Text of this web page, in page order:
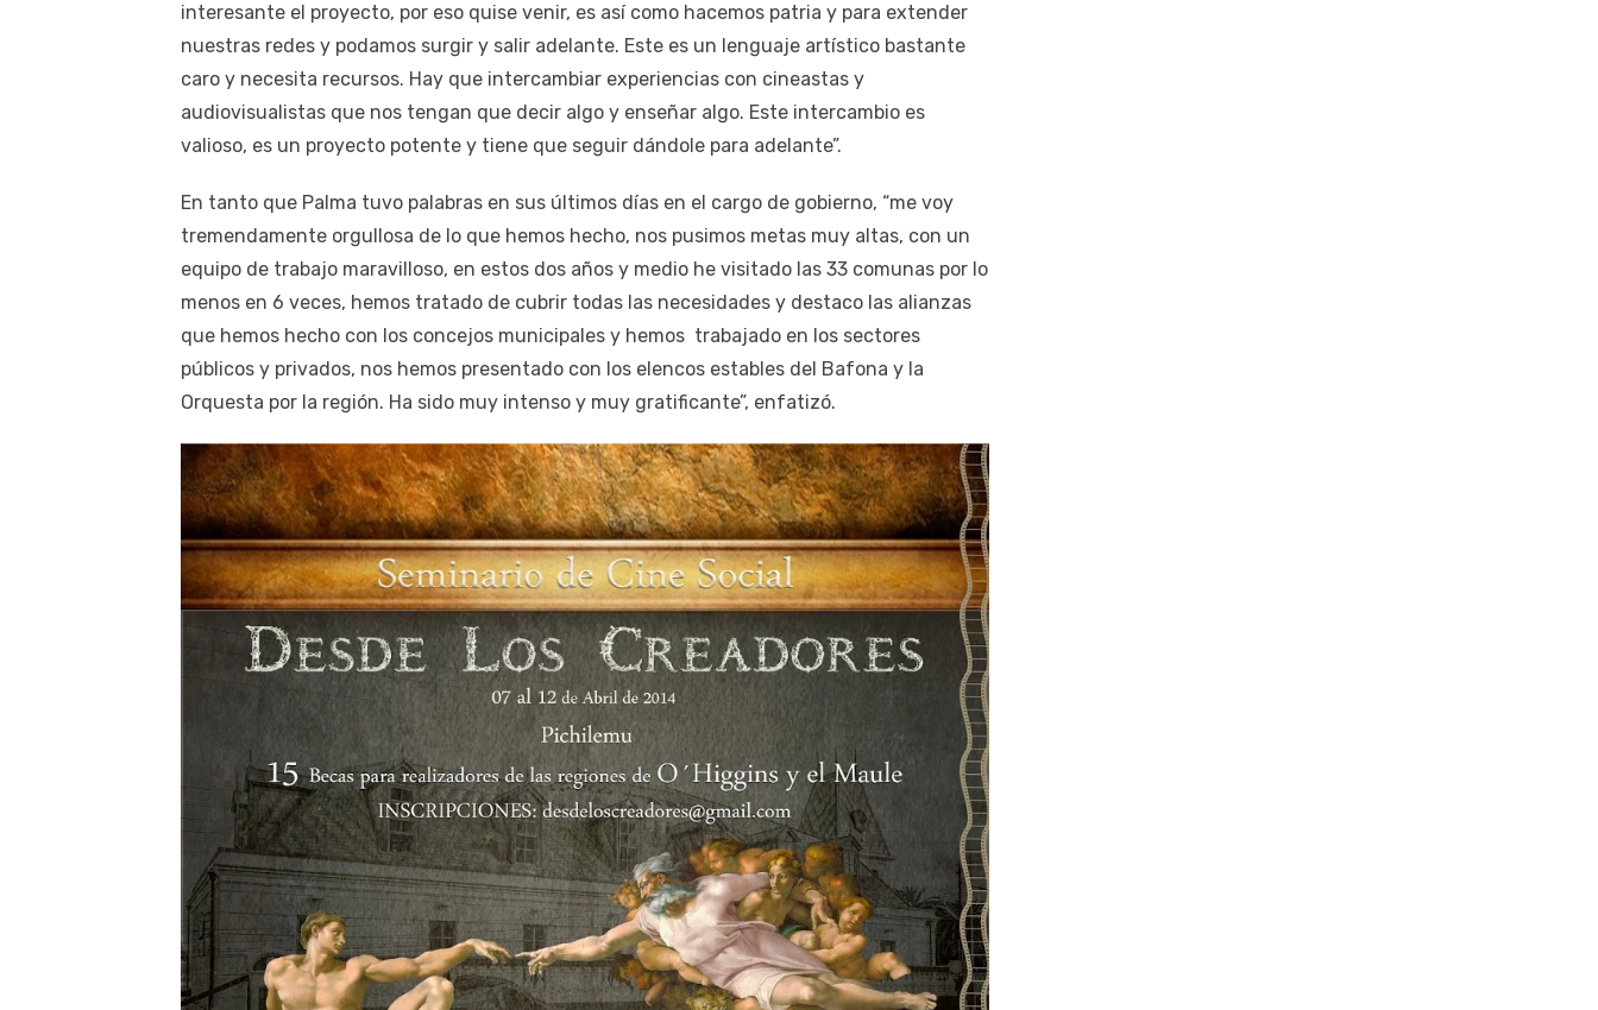
interesante el proyecto, por eso quise venir, es así como hacemos patria y para extender
nuestras redes y podamos surgir y salir adelante. Este es un lenguaje artístico bastante
caro y necesita recursos. Hay que intercambiar experiencias con cineastas y
audiovisualistas que nos tengan que decir algo y enseñar algo. Este intercambio es
valioso, es un proyecto potente y tiene que seguir dándole para adelante”.
En tanto que Palma tuvo palabras en sus últimos días en el cargo de gobierno, “me voy
tremendamente orgullosa de lo que hemos hecho, nos pusimos metas muy altas, con un
equipo de trabajo maravilloso, en estos dos años y medio he visitado las 33 comunas por lo
menos en 6 veces, hemos tratado de cubrir todas las necesidades y destaco las alianzas
que hemos hecho con los concejos municipales y hemos trabajado en los sectores
públicos y privados, nos hemos presentado con los elencos estables del Bafona y la
Orquesta por la región. Ha sido muy intenso y muy gratificante”, enfatizó.